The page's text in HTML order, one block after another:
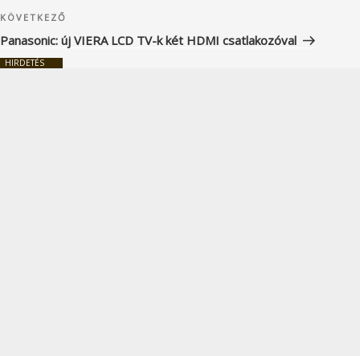
Következő
bejegyzés
KÖVETKEZŐ
Panasonic: új VIERA LCD TV-k két HDMI csatlakozóval
HIRDETÉS